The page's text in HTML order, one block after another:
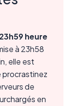
23h59 heure
à 23h58
elle est
procrastinez
de
en